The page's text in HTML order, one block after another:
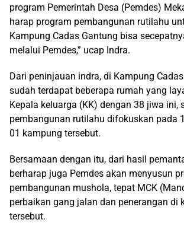
program Pemerintah Desa (Pemdes)
harap program pembangunan rutilahu
Kampung Cadas Gantung bisa
melalui Pemdes,” ucap Indra.
Dari peninjauan indra, di Kampung
sudah terdapat beberapa rumah yang
Kepala keluarga (KK) dengan 38 jiwa ini,
pembangunan rutilahu difokuskan pada
01 kampung tersebut.
Bersamaan dengan itu, dari hasil
berharap juga Pemdes akan menyusun
pembangunan mushola, tepat MCK
perbaikan gang jalan dan penerangan di
tersebut.